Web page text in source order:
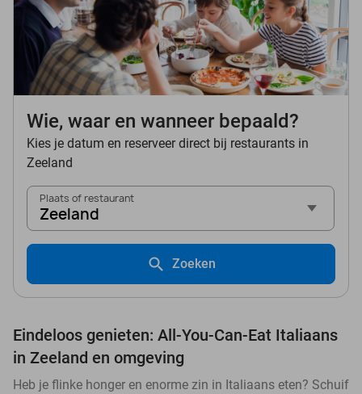
Wie, waar en wanneer bepaald?
Kies je datum en reserveer direct bij restaurants in
Zeeland
Plaats of restaurant
Zeeland
Zoeken
Eindeloos genieten: All-You-Can-Eat Italiaans
in Zeeland en omgeving
Heb je flinke honger en enorme zin in Italiaans eten? Schuif